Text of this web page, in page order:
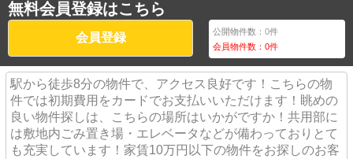
無料会員登録はこちら
会員登録 公開物件数：0件
会員物件数：0件
駅から徒歩8分の物件で、アクセス良好です！こちらの物
件では初期費用をカードでお支払いいただけます！眺めの
良い物件探しは、こちらの場所はいかがですか！共用部に
は敷地内ごみ置き場・エレベータなどが備わっておりとて
も充実しています！家賃10万円以下の物件をお探しのお客